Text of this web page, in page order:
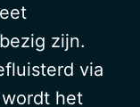
zijn.
via
het